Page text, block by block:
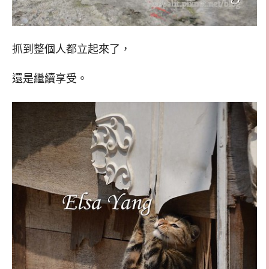
抓到整個人都立起來了，
還是繼續享受。